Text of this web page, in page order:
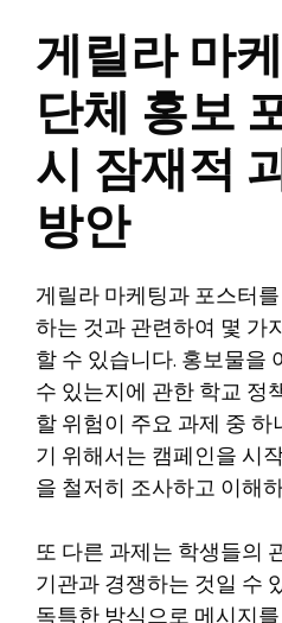
게릴라 마
단체 홍보
시 잠재적
방안
게릴라 마케팅과 포스터
하는 것과 관련하여 몇 가
할 수 있습니다. 홍보물을
수 있는지에 관한 학교 정
할 위험이 주요 과제 중
기 위해서는 캠페인을 시
을 철저히 조사하고 이해
또 다른 과제는 학생들의
기관과 경쟁하는 것일 수